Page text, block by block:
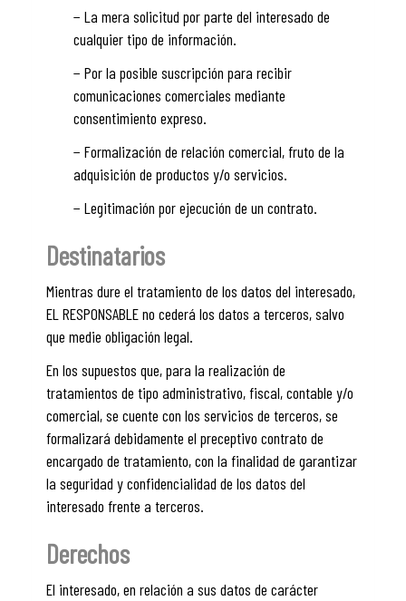
− La mera solicitud por parte del interesado de
cualquier tipo de información.
− Por la posible suscripción para recibir
comunicaciones comerciales mediante
consentimiento expreso.
− Formalización de relación comercial, fruto de la
adquisición de productos y/o servicios.
− Legitimación por ejecución de un contrato.
Destinatarios
Mientras dure el tratamiento de los datos del interesado,
EL RESPONSABLE no cederá los datos a terceros, salvo
que medie obligación legal.
En los supuestos que, para la realización de
tratamientos de tipo administrativo, fiscal, contable y/o
comercial, se cuente con los servicios de terceros, se
formalizará debidamente el preceptivo contrato de
encargado de tratamiento, con la finalidad de garantizar
la seguridad y confidencialidad de los datos del
interesado frente a terceros.
Derechos
El interesado, en relación a sus datos de carácter